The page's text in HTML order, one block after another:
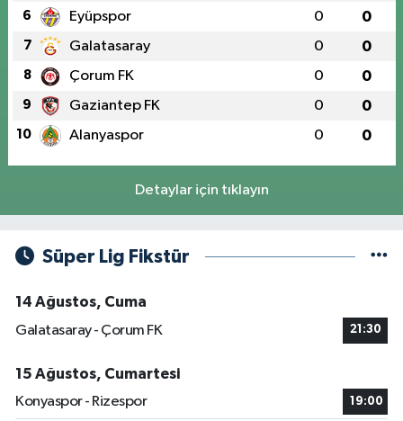
6 Eyüpspor 0 0
7 Galatasaray 0 0
8 Çorum FK 0 0
9 Gaziantep FK 0 0
10 Alanyaspor 0 0
Detaylar için tıklayın
Süper Lig Fikstür
14 Ağustos, Cuma
Galatasaray - Çorum FK
21:30
15 Ağustos, Cumartesi
Konyaspor - Rizespor
19:00